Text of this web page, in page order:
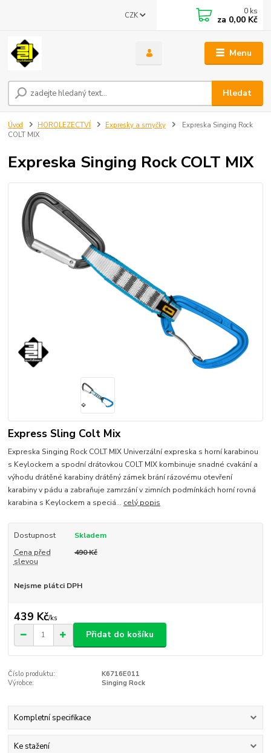
Menu
CZK
Hledat
0 ks
za 0,00 Kč
Úvod HOROLEZECTVÍ Expresky a smyčky
Expreska Singing Rock
COLT MIX
Expreska Singing Rock COLT MIX
Express Sling Colt Mix
Expreska Singing Rock COLT MIX Univerzální expreska s horní karabinou
s Keylockem a spodní drátovkou COLT MIX kombinuje snadné cvakání a
výhodu drátěné karabiny drátěný zámek brání rázovému otevření
karabiny v pádu a zabraňuje zamrzání v zimních podmínkách horní rovná
karabina s Keylockem a speciá... celý popis
Dostupnost
Skladem
Cena před
slevou
490 Kč
Nejsme plátci DPH
439 Kč/ks
Přidat do košíku
Číslo produktu:
K6716E011
Výrobce:
Singing Rock
Kompletní specifikace
Ke stažení